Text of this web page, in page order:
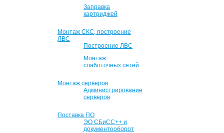
Заправка
картриджей
Монтаж СКС, построение
ЛВС
Построение ЛВС
Монтаж
слаботочных сетей
Монтаж серверов
Администрирование
серверов
Поставка ПО
ЭО СБиСС++ и
документооборот